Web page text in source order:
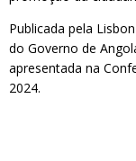
Publicada pela
do Governo de
apresentada na
2024.